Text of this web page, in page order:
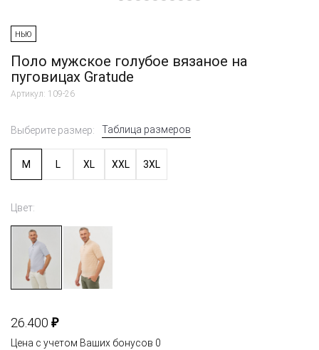
НЬЮ
Поло мужское голубое вязаное на
пуговицах Gratude
Артикул: 109-26
Выберите размер: Таблица размеров
M L XL XXL 3XL
Цвет:
26.400 ₽
Цена с учетом Ваших бонусов 0